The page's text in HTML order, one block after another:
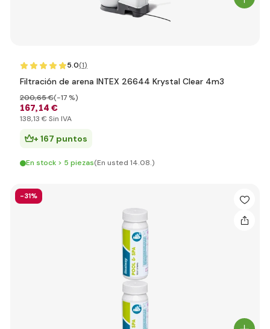
5.0(1)
Filtración de arena INTEX 26644 Krystal Clear 4m3
167,14 €
200,65 €(-17 %)
138,13 € Sin IVA
+ 167 puntos
En stock > 5 piezas(En usted 14.08.)
-31%